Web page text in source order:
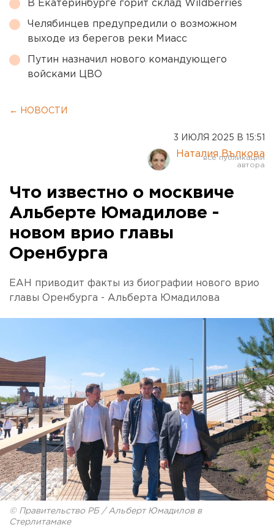
В Екатеринбурге горит склад Wildberries
Челябинцев предупредили о возможном
выходе из берегов реки Миасс
Путин назначил нового командующего
войсками ЦВО
← НОВОСТИ
3 ИЮЛЯ 2025 В 15:51
Наталия Вълкова
Что известно о москвиче
Альберте Юмадилове -
новом врио главы
Оренбурга
ЕАН приводит факты из биографии нового врио
главы Оренбурга - Альберта Юмадилова
© Правительство РБ / Альберт Юмадилов в
Стерлитамаке